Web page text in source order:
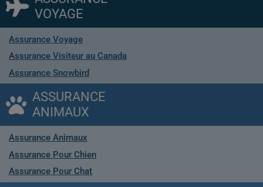
VOYAGE
Assurance Voyage
Assurance Visiteur au Canada
Assurance Snowbird
ASSURANCE
ANIMAUX
Assurance Animaux
Assurance Pour Chien
Assurance Pour Chat